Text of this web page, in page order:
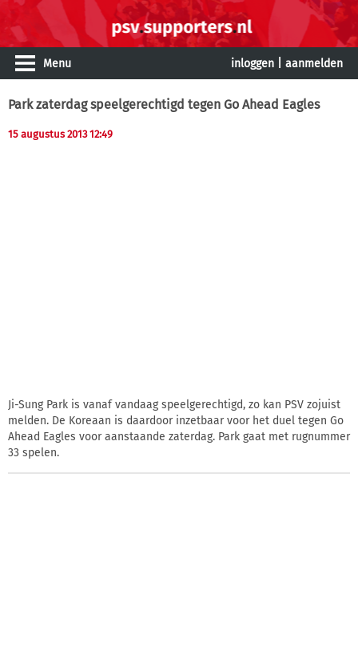
Menu inloggen aanmelden
Park zaterdag speelgerechtigd tegen Go Ahead Eagles
15 augustus 2013 12:49
Ji-Sung Park is vanaf vandaag speelgerechtigd, zo kan PSV zojuist
melden. De Koreaan is daardoor inzetbaar voor het duel tegen Go
Ahead Eagles voor aanstaande zaterdag. Park gaat met rugnummer
33 spelen.